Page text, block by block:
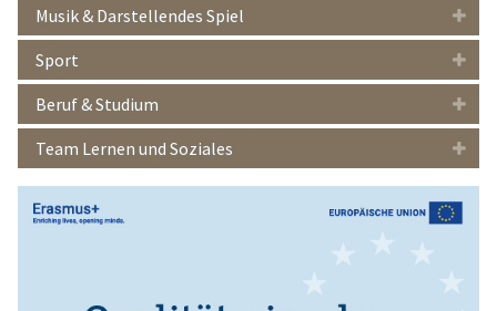
Musik & Darstellendes Spiel
Sport
Beruf & Studium
Team Lernen und Soziales